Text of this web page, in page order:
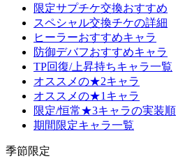
限定サプチケ交換おすすめ
スペシャル交換チケの詳細
ヒーラーおすすめキャラ
防御デバフおすすめキャラ
TP回復/上昇持ちキャラ一覧
オススメの★2キャラ
オススメの★1キャラ
限定/恒常★3キャラの実装順
期間限定キャラ一覧
季節限定